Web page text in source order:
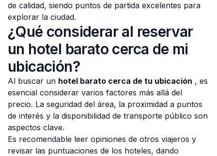
de calidad, siendo puntos de partida excelentes para
explorar la ciudad.
¿Qué considerar al reservar
un hotel barato cerca de mi
ubicación?
Al buscar un hotel barato cerca de tu ubicación , es
esencial considerar varios factores más allá del
precio. La seguridad del área, la proximidad a puntos
de interés y la disponibilidad de transporte público son
aspectos clave.
Es recomendable leer opiniones de otros viajeros y
revisar las puntuaciones de los hoteles, dando